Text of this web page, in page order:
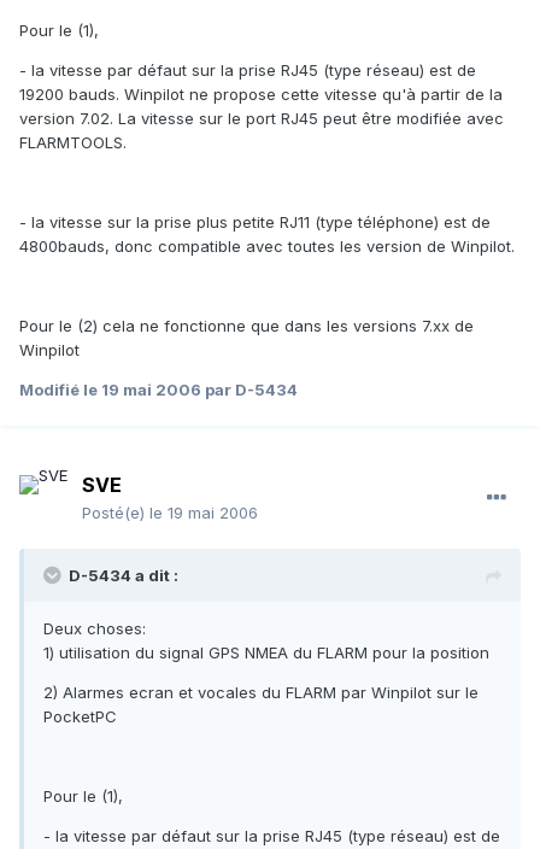
Pour le (1),
- la vitesse par défaut sur la prise RJ45 (type réseau) est de
19200 bauds. Winpilot ne propose cette vitesse qu'à partir de la
version 7.02. La vitesse sur le port RJ45 peut être modifiée avec
FLARMTOOLS.
- la vitesse sur la prise plus petite RJ11 (type téléphone) est de
4800bauds, donc compatible avec toutes les version de Winpilot.
Pour le (2) cela ne fonctionne que dans les versions 7.xx de
Winpilot
Modifié le 19 mai 2006 par D-5434
SVE
Posté(e) le 19 mai 2006
D-5434 a dit :
Deux choses:
1) utilisation du signal GPS NMEA du FLARM pour la position
2) Alarmes ecran et vocales du FLARM par Winpilot sur le
PocketPC
Pour le (1),
- la vitesse par défaut sur la prise RJ45 (type réseau) est de